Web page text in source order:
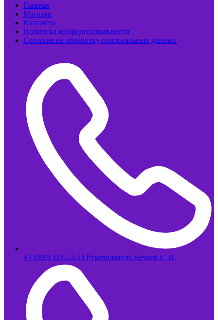
Главная
Магазин
Контакты
Политика конфиденциальности
Согласие на обработку персональных данных
+7 (999) 323-22-53 Руководитель Нечаев Е. В.